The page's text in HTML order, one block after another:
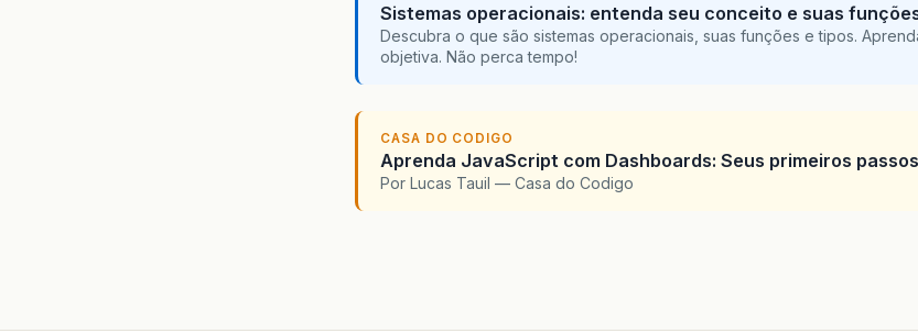
Sistemas operacionais: entenda seu conceito e suas
Descubra o que são sistemas operacionais, suas funções e tipos.
objetiva. Não perca tempo!
CASA DO CODIGO
Aprenda JavaScript com Dashboards: Seus primeiros
Por Lucas Tauil — Casa do Codigo